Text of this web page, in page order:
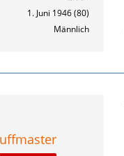
1. Juni 1946 (80)
Männlich